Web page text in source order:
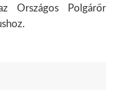
Országos Polgárőr